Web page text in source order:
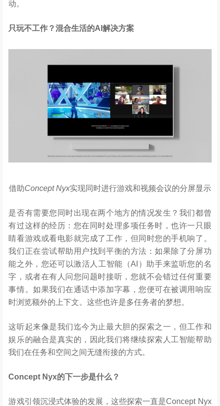
动。
只玩不工作？混合生活的AI解决方案
借助Concept Nyx实现同时进行游戏和视频会议的分屏显示
是否有需要您同时出现在两个地方的情况发生？我们都曾
有过这样的经历：您在同时处理多项任务时，也许一只眼
睛看游戏或看电影就完成了工作，但同时您的手机响了。
我们正在尝试帮助用户找到平衡的方法：如果除了分屏功
能之外，您还可以激活人工智能（AI）助手来监听您的名
字，或者在有人问您问题时接听，您就不会错过任何重要
事情。如果我们在通话中添加字幕，您便可在被调用响应
时浏览额外的上下文。这些也许是多任务者的梦想。
这听起来像是我们迄今为止最大胆的探索之一，但工作和
娱乐的融合是真实的，因此我们将继续探索人工智能帮助
我们在任务和空间之间无缝衔接的方式。
Concept Nyx的下一步是什么？
游戏引领沉浸式体验的发展，这些探索一直是Concept Nyx